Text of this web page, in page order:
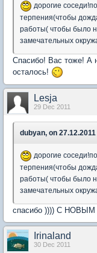
дорогие
терпения(чтобы
работы( чтобы было
замечательных
Спасибо! Вас тоже! А
осталось!
Lesja
29 Dec 2011
dubyan, on
дорогие
терпения(чтобы
работы( чтобы было
замечательных
спасибо )))) С
Irinaland
30 Dec 2011